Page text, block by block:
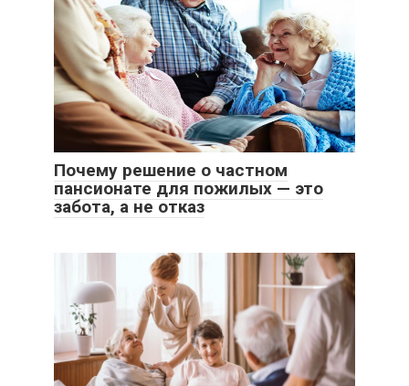
Почему решение о частном
пансионате для пожилых — это
забота, а не отказ